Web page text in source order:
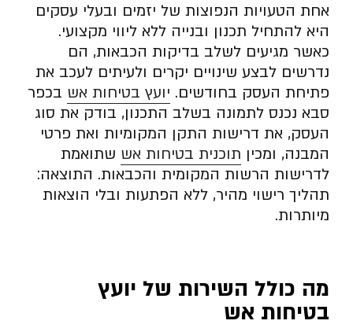
אחת הטעויות הנפוצות של יזמים ובעלי עסקים
היא להתחיל תכנון ובנייה ללא ליווי מקצועי.
כאשר מגיעים לשלב בדיקות הכבאות, הם
נדרשים לבצע שינויים יקרים ולעיתים לעכב את
פתיחת העסק בחודשים. יועץ בטיחות אש בכפר
סבא נכנס לתמונה בשלב התכנון, בודק את סוג
העסק, את דרישות התקן המקומיות ואת פרטי
המבנה, ומכין תוכנית בטיחות אש שתואמת
לדרישות הרשות המקומית והכבאות. התוצאה:
תהליך רישוי מהיר, ללא הפתעות ובלי הוצאות
מיותרות.
מה כולל השירות של יועץ
בטיחות אש